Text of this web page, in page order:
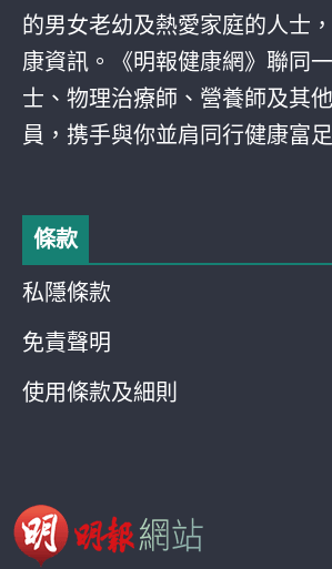
的男女老幼及熱愛家庭的人士
康資訊。《明報健康網》聯同
士、物理治療師、營養師及其
員，携手與你並肩同行健康富
條款
私隱條款
免責聲明
使用條款及細則